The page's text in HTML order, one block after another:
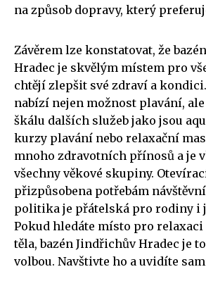
na způsob dopravy, který
Závěrem lze konstatovat, že
Hradec je skvělým místem pro
chtějí zlepšit své zdraví a
nabízí nejen možnost plavání,
škálu dalších služeb jako jsou
kurzy plavání nebo relaxační
mnoho zdravotních přínosů a je
všechny věkové skupiny.
přizpůsobena potřebám
politika je přátelská pro rodiny i
Pokud hledáte místo pro
těla, bazén Jindřichův Hradec je
volbou. Navštivte ho a uvidíte